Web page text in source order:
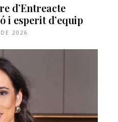
d’Entreacte
i esperit d’equip
2026